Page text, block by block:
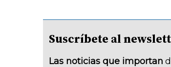
Suscríbete al
Las noticias que importan